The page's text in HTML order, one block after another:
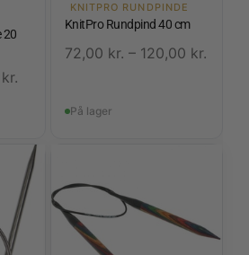
20
kr.
KNITPRO RUNDPINDE
KnitPro Rundpind 40 cm
72,00 kr. – 120,00 kr.
På lager